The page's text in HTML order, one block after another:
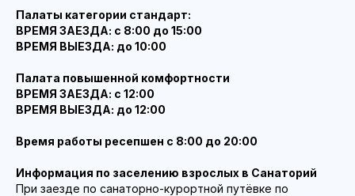
Палаты категории стандарт:
ВРЕМЯ ЗАЕЗДА: с 8:00 до 15:00
ВРЕМЯ ВЫЕЗДА: до 10:00
Палата повышенной комфортности
ВРЕМЯ ЗАЕЗДА: с 12:00
ВРЕМЯ ВЫЕЗДА: до 12:00
Время работы ресепшен с 8:00 до 20:00
Информация по заселению взрослых в Санаторий
При заезде по санаторно-курортной путёвке по